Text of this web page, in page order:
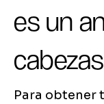
es un
cabezas
Para obtener